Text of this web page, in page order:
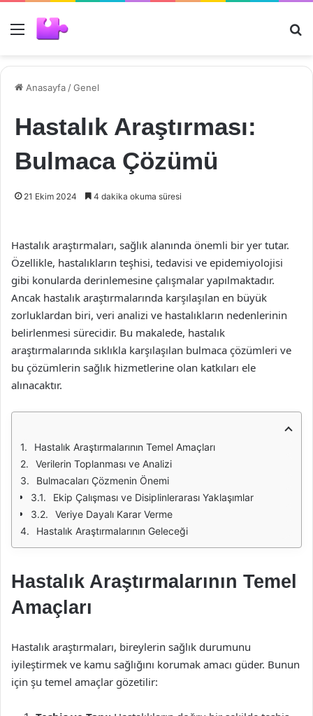
Menü
Anasayfa /Genel
Hastalık Araştırması:
Bulmaca Çözümü
21 Ekim 2024 4 dakika okuma süresi
Hastalık araştırmaları, sağlık alanında önemli bir yer tutar.
Özellikle, hastalıkların teşhisi, tedavisi ve epidemiyolojisi
gibi konularda derinlemesine çalışmalar yapılmaktadır.
Ancak hastalık araştırmalarında karşılaşılan en büyük
zorluklardan biri, veri analizi ve hastalıkların nedenlerinin
belirlenmesi sürecidir. Bu makalede, hastalık
araştırmalarında sıklıkla karşılaşılan bulmaca çözümleri ve
bu çözümlerin sağlık hizmetlerine olan katkıları ele
alınacaktır.
Hastalık Araştırmalarının Temel Amaçları
Verilerin Toplanması ve Analizi
Bulmacaları Çözmenin Önemi
Ekip Çalışması ve Disiplinlerarası Yaklaşımlar
Veriye Dayalı Karar Verme
Hastalık Araştırmalarının Geleceği
Hastalık Araştırmalarının Temel
Amaçları
Hastalık araştırmaları, bireylerin sağlık durumunu
iyileştirmek ve kamu sağlığını korumak amacı güder. Bunun
için şu temel amaçlar gözetilir: